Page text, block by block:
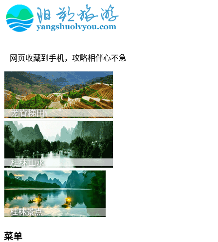
网页收藏到手机，攻略相伴心不急
菜单